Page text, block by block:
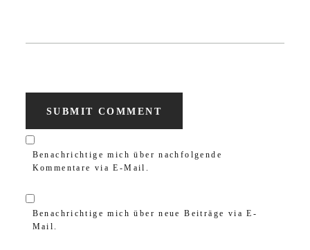
SUBMIT COMMENT
Benachrichtige mich über nachfolgende
Kommentare via E-Mail.
Benachrichtige mich über neue Beiträge via E-
Mail.